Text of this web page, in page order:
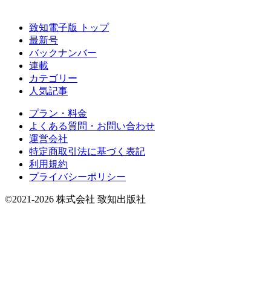
致知電子版 トップ
最新号
バックナンバー
連載
カテゴリー
人気記事
プラン・料金
よくある質問・お問い合わせ
運営会社
特定商取引法に基づく表記
利用規約
プライバシーポリシー
©2021-2026 株式会社 致知出版社